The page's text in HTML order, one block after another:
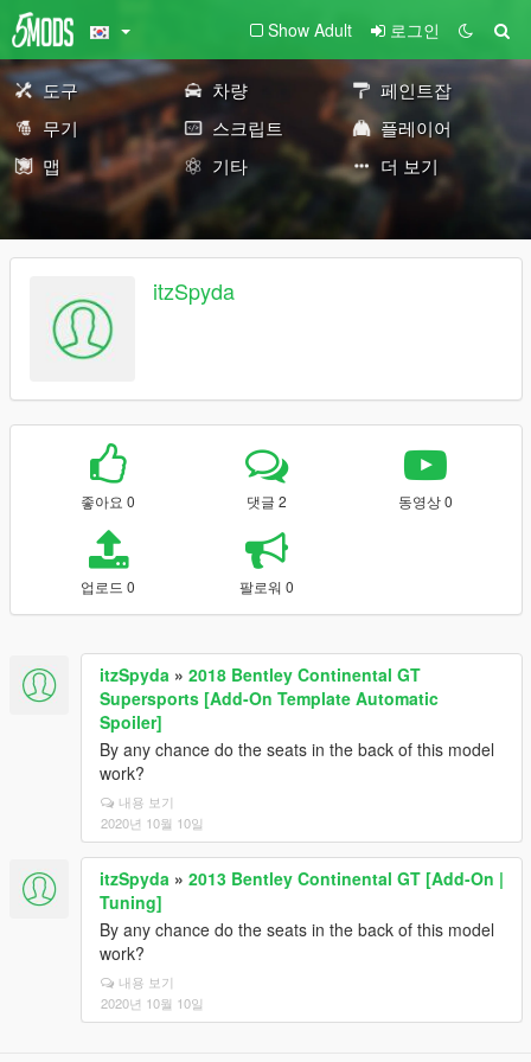
Show Adult 로그인
도구 차량
페인트잡
무기
스크립트
플레이어
맵
기타 더 보기
itzSpyda
좋아요 0 댓글 2 동영상 0
업로드 0 팔로워 0
itzSpyda » 2018 Bentley Continental GT
Supersports [Add-On Template Automatic
Spoiler]
By any chance do the seats in the back of this model
work?
내용 보기
2020년 10월 10일
itzSpyda » 2013 Bentley Continental GT [Add-On |
Tuning]
By any chance do the seats in the back of this model
work?
내용 보기
2020년 10월 10일